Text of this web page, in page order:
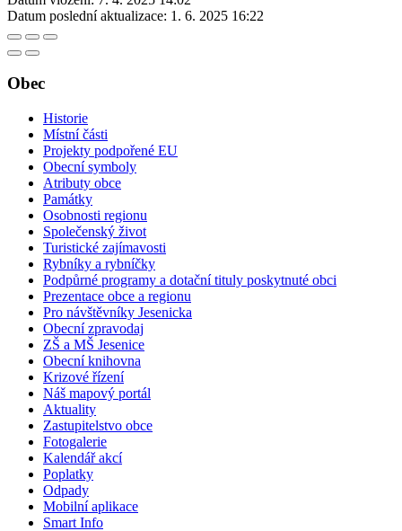
Datum poslední aktualizace: 1. 6. 2025 16:22
Obec
Historie
Místní části
Projekty podpořené EU
Obecní symboly
Atributy obce
Památky
Osobnosti regionu
Společenský život
Turistické zajímavosti
Rybníky a rybníčky
Podpůrné programy a dotační tituly poskytnuté obci
Prezentace obce a regionu
Pro návštěvníky Jesenicka
Obecní zpravodaj
ZŠ a MŠ Jesenice
Obecní knihovna
Krizové řízení
Náš mapový portál
Aktuality
Zastupitelstvo obce
Fotogalerie
Kalendář akcí
Poplatky
Odpady
Mobilní aplikace
Smart Info